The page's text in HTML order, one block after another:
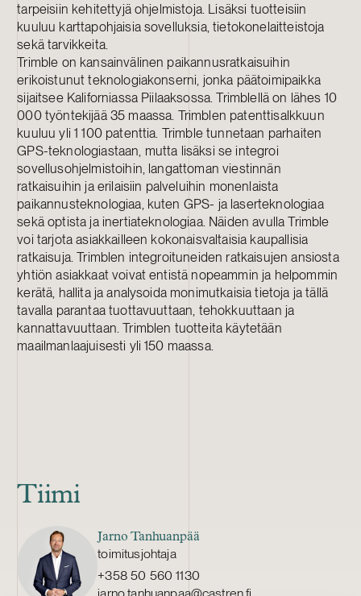
tarpeisiin kehitettyjä ohjelmistoja. Lisäksi tuotteisiin
kuuluu karttapohjaisia sovelluksia, tietokonelaitteistoja
sekä tarvikkeita.
Trimble on kansainvälinen paikannusratkaisuihin
erikoistunut teknologiakonserni, jonka päätoimipaikka
sijaitsee Kaliforniassa Piilaaksossa. Trimblellä on lähes 10
000 työntekijää 35 maassa. Trimblen patenttisalkkuun
kuuluu yli 1 100 patenttia. Trimble tunnetaan parhaiten
GPS-teknologiastaan, mutta lisäksi se integroi
sovellusohjelmistoihin, langattoman viestinnän
ratkaisuihin ja erilaisiin palveluihin monenlaista
paikannusteknologiaa, kuten GPS- ja laserteknologiaa
sekä optista ja inertiateknologiaa. Näiden avulla Trimble
voi tarjota asiakkailleen kokonaisvaltaisia kaupallisia
ratkaisuja. Trimblen integroituneiden ratkaisujen ansiosta
yhtiön asiakkaat voivat entistä nopeammin ja helpommin
kerätä, hallita ja analysoida monimutkaisia tietoja ja tällä
tavalla parantaa tuottavuuttaan, tehokkuuttaan ja
kannattavuuttaan. Trimblen tuotteita käytetään
maailmanlaajuisesti yli 150 maassa.
Tiimi
Jarno Tanhuanpää
toimitusjohtaja
+358 50 560 1130